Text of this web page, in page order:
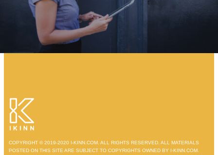
COPYRIGHT © 2019-2020 I-KINN.COM. ALL RIGHTS RESERVED. ALL MATERIALS
POSTED ON THIS SITE ARE SUBJECT TO COPYRIGHTS OWNED BY I-KINN.COM.